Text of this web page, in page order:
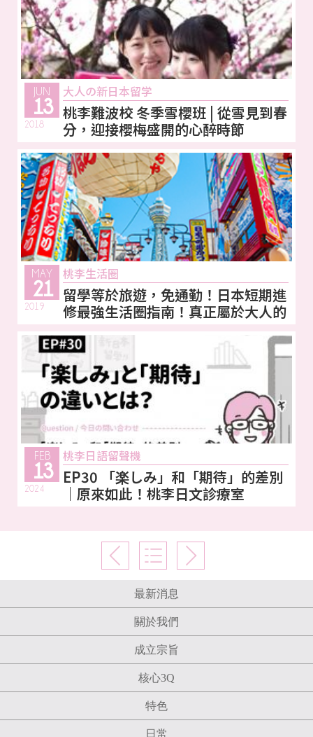
JUN
13
2018
大人の新日本留学
桃李難波校 冬季雪櫻班 | 從雪見到春
分，迎接櫻梅盛開的心醉時節
MAY
21
2019
桃李生活圈
留學等於旅遊，免通勤！日本短期進
修最強生活圈指南！真正屬於大人的
FEB
13
2024
桃李日語留聲機
EP30 「楽しみ」和「期待」的差別
｜原來如此！桃李日文診療室
最新消息
關於我們
成立宗旨
核心3Q
特色
日常